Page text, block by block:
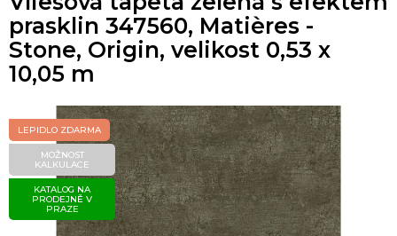
prasklin 347560, Matières -
Stone, Origin, velikost 0,53 x
10,05 m
LEPIDLO ZDARMA
MOŽNOST
KALKULACE
KATALOG NA
PRODEJNĚ V
PRAZE